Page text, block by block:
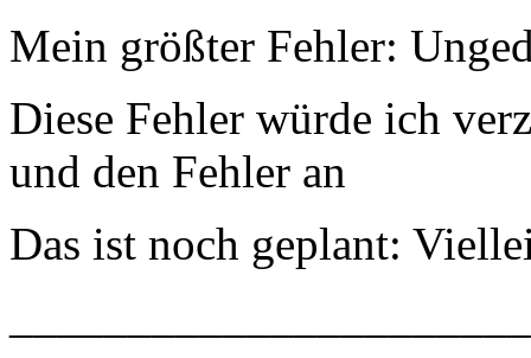
Mein größter Fehler:
Diese Fehler würde ich
und den Fehler an
Das ist noch geplant: